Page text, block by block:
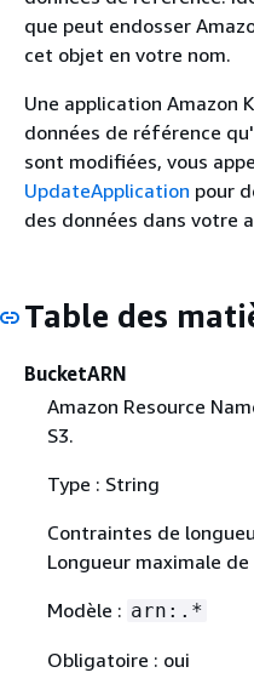
que peut endosser
cet objet en votre nom.
Une application Amazon
données de référence
sont modifiées, vous
UpdateApplication pour
des données dans votre
Table des
BucketARN
Amazon Resource
S3.
Type : String
Contraintes de
Longueur maximale de
Modèle : arn:.*
Obligatoire : oui